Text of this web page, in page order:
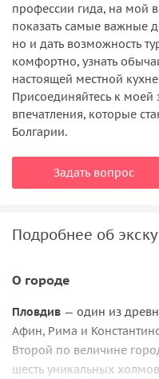
профессии гида, на мой
показать самые важные
но и дать возможность
комфортно, узнать
настоящей местной
Присоединяйтесь к моей
впечатления, которые
Болгарии.
Задать вопрос
Подробнее об
О городе
Пловдив — один из
Афин, Рима и
Второй по величине
шесть уникальных